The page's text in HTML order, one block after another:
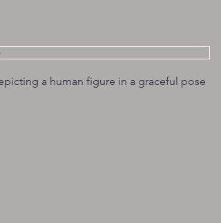
a human figure in a graceful pose